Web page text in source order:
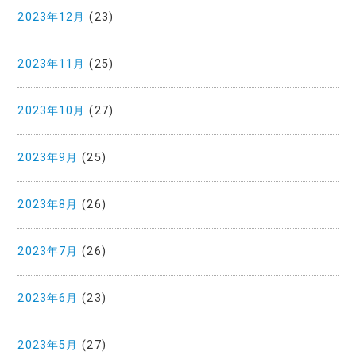
2023年12月 (23)
2023年11月 (25)
2023年10月 (27)
2023年9月 (25)
2023年8月 (26)
2023年7月 (26)
2023年6月 (23)
2023年5月 (27)